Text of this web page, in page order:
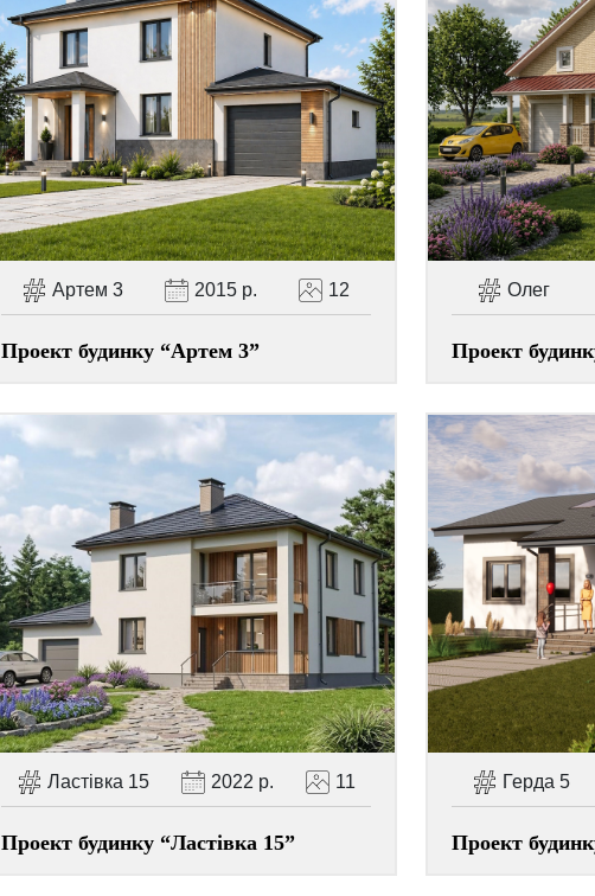
Артем 3 2015 р. 12
Проект будинку “Артем 3”
Олег
Проект
Ластівка 15 2022 р. 11
Проект будинку “Ластівка 15”
Герда 5
Проект